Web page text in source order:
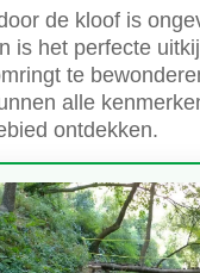
de kloof is
is het perfecte
te
alle
ontdekken.